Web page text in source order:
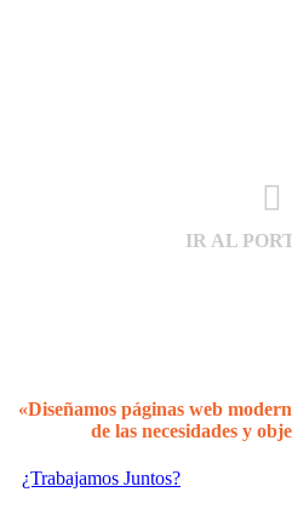
IR AL
«Diseñamos páginas web
de las necesidades y
¿Trabajamos Juntos?